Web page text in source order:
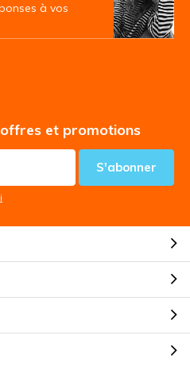
à vos
et promotions
S'abonner